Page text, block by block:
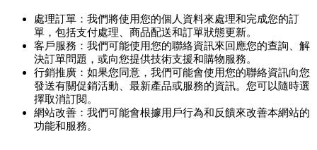
處理訂單：我們將使用您的個人資料來處理和完成您的訂
單，包括支付處理、商品配送和訂單狀態更新。
客戶服務：我們可能使用您的聯絡資訊來回應您的查詢、解
決訂單問題，或向您提供技術支援和購物服務。
行銷推廣：如果您同意，我們可能會使用您的聯絡資訊向您
發送有關促銷活動、最新產品或服務的資訊。您可以隨時選
擇取消訂閱。
網站改善：我們可能會根據用戶行為和反饋來改善本網站的
功能和服務。